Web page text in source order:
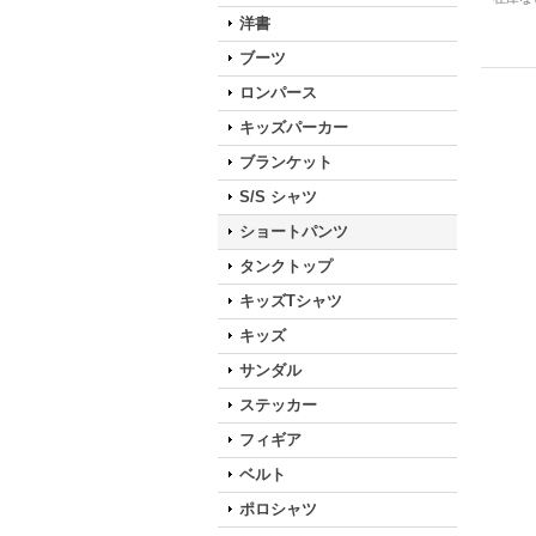
洋書
ブーツ
ロンパース
キッズパーカー
ブランケット
S/S シャツ
ショートパンツ
タンクトップ
キッズTシャツ
キッズ
サンダル
ステッカー
フィギア
ベルト
ポロシャツ